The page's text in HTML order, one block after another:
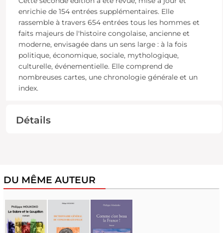
enrichie de 154 entrées supplémentaires. Elle
rassemble à travers 654 entrées tous les hommes et
faits majeurs de l'histoire congolaise, ancienne et
moderne, envisagée dans un sens large : à la fois
politique, économique, sociale, mythologique,
culturelle, événementielle. Elle comprend de
nombreuses cartes, une chronologie générale et un
index.
Détails
DU MÊME AUTEUR